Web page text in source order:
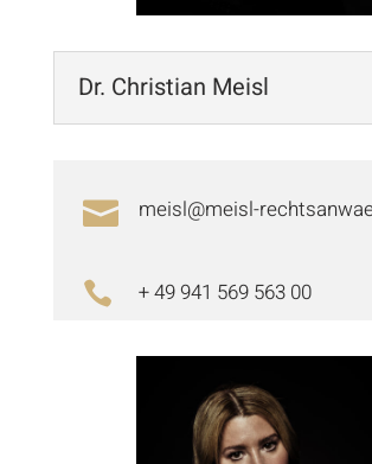
Dr. Christian Meisl
 meisl@meisl-
 + 49 941 569 563 00